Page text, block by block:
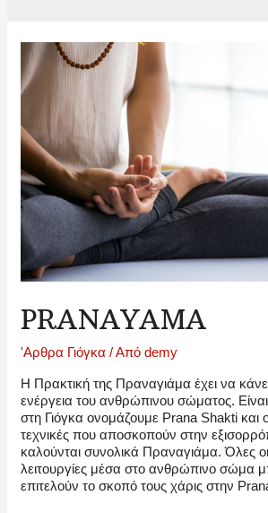
PRANAYAMA
'Αρθρα Γιόγκα / Από demy
Η Πρακτική της Πραναγιάμα έχει να
ενέργεια του ανθρώπινου σώματος.
στη Γιόγκα ονομάζουμε Prana Shakti και
τεχνικές που αποσκοπούν στην
καλούνται συνολικά Πραναγιάμα. Όλες οι
λειτουργίες μέσα στο ανθρώπινο σώμα
επιτελούν το σκοπό τους χάρις στην